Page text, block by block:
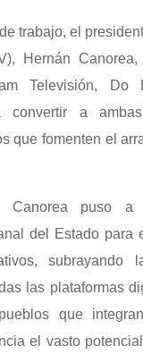
trabajo, el
Hernán
Televisión, Do
convertir a
que fomenten el
Canorea puso a
del Estado para
subrayando
las plataformas
que
el vasto